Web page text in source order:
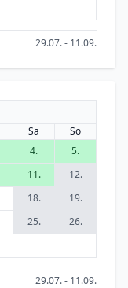
29.07. - 11.09.
Sa
So
4.
5.
11.
12.
18.
19.
25.
26.
29.07. - 11.09.